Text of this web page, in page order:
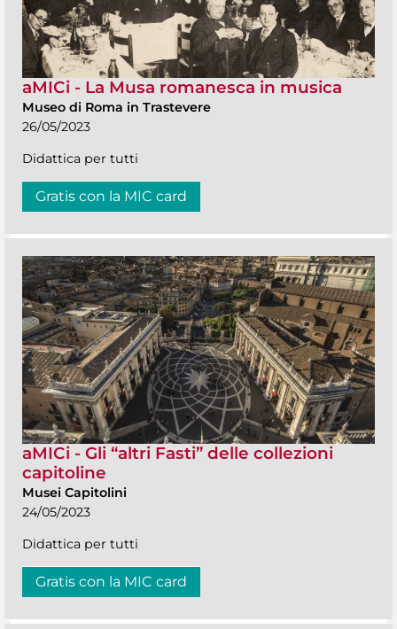
aMICi - La Musa romanesca in musica
Museo di Roma in Trastevere
26/05/2023
Didattica per tutti
Gratis con la MIC card
aMICi - Gli “altri Fasti” delle collezioni
capitoline
Musei Capitolini
24/05/2023
Didattica per tutti
Gratis con la MIC card